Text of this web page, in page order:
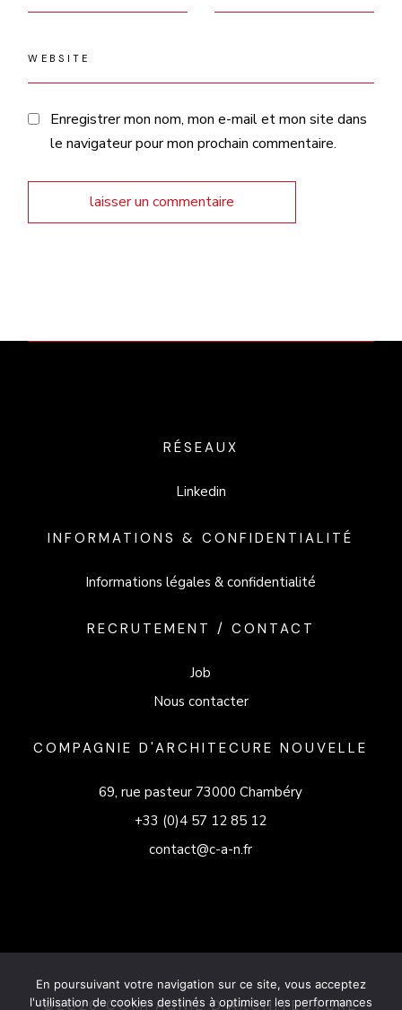
Enregistrer mon nom, mon e-mail et mon site dans
le navigateur pour mon prochain commentaire.
laisser un commentaire
RÉSEAUX
Linkedin
INFORMATIONS & CONFIDENTIALITÉ
Informations légales & confidentialité
RECRUTEMENT / CONTACT
Job
Nous contacter
COMPAGNIE D'ARCHITECURE NOUVELLE
69, rue pasteur 73000 Chambéry
+33 (0)4 57 12 85 12
contact@c-a-n.fr
©2026 COMPAGNIE D'ARCHITECTURE
En poursuivant votre navigation sur ce site, vous acceptez
l'utilisation de cookies destinés à optimiser les performances